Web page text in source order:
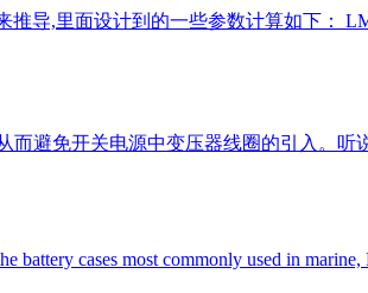
导,里面设计到的一些参数计算如下：
而避免开关电源中变压器线圈的引入。听
battery cases most commonly used in